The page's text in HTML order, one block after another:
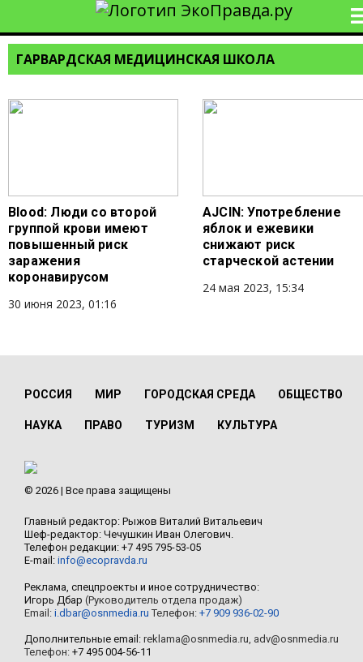
ГАРВАРДСКАЯ МЕДИЦИНСКАЯ ШКОЛА
Blood: Люди со второй
группой крови имеют
повышенный риск
заражения
коронавирусом
30 июня 2023, 01:16
AJClN: Употребление
яблок и ежевики
снижают риск
старческой астении
24 мая 2023, 15:34
РОССИЯ МИР ГОРОДСКАЯ СРЕДА ОБЩЕСТВО
НАУКА ПРАВО ТУРИЗМ КУЛЬТУРА
© 2026 | Все права защищены
Главный редактор: Рыжов Виталий Витальевич
Шеф-редактор: Чечушкин Иван Олегович.
Телефон редакции: +7 495 795-53-05
E-mail: info@ecopravda.ru
Реклама, спецпроекты и иное сотрудничество:
Игорь Дбар (Руководитель отдела продаж)
Email: i.dbar@osnmedia.ru Телефон: +7 909 936-02-90
Дополнительные email: reklama@osnmedia.ru, adv@osnmedia.ru
Телефон: +7 495 004-56-11